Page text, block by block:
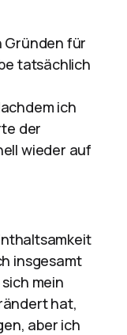
Gründen für
tatsächlich
ich
der
wieder auf
insgesamt
mein
hat,
aber ich